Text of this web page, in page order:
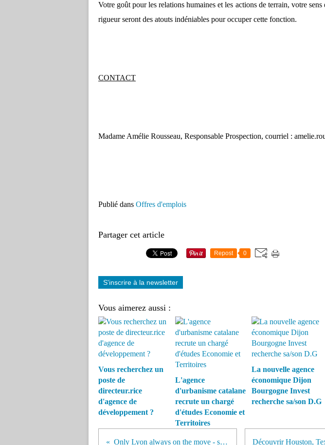
Votre goût pour les relations humaines et les actions de terrain, votre sens
rigueur seront des atouts indéniables pour occuper cette fonction.
CONTACT
Madame Amélie Rousseau, Responsable Prospection, courriel :
Publié dans Offres d'emplois
Partager cet article
Repost 0
S'inscrire à la newsletter
Vous aimerez aussi :
Vous recherchez un
poste de
directeur.rice
d'agence de
développement ?
L'agence
d'urbanisme catalane
recrute un chargé
d'études Economie et
Territoires
La nouvelle agence
économique Dijon
Bourgogne Invest
recherche sa/son D.G
Only Lyon always on the move - seconde partie